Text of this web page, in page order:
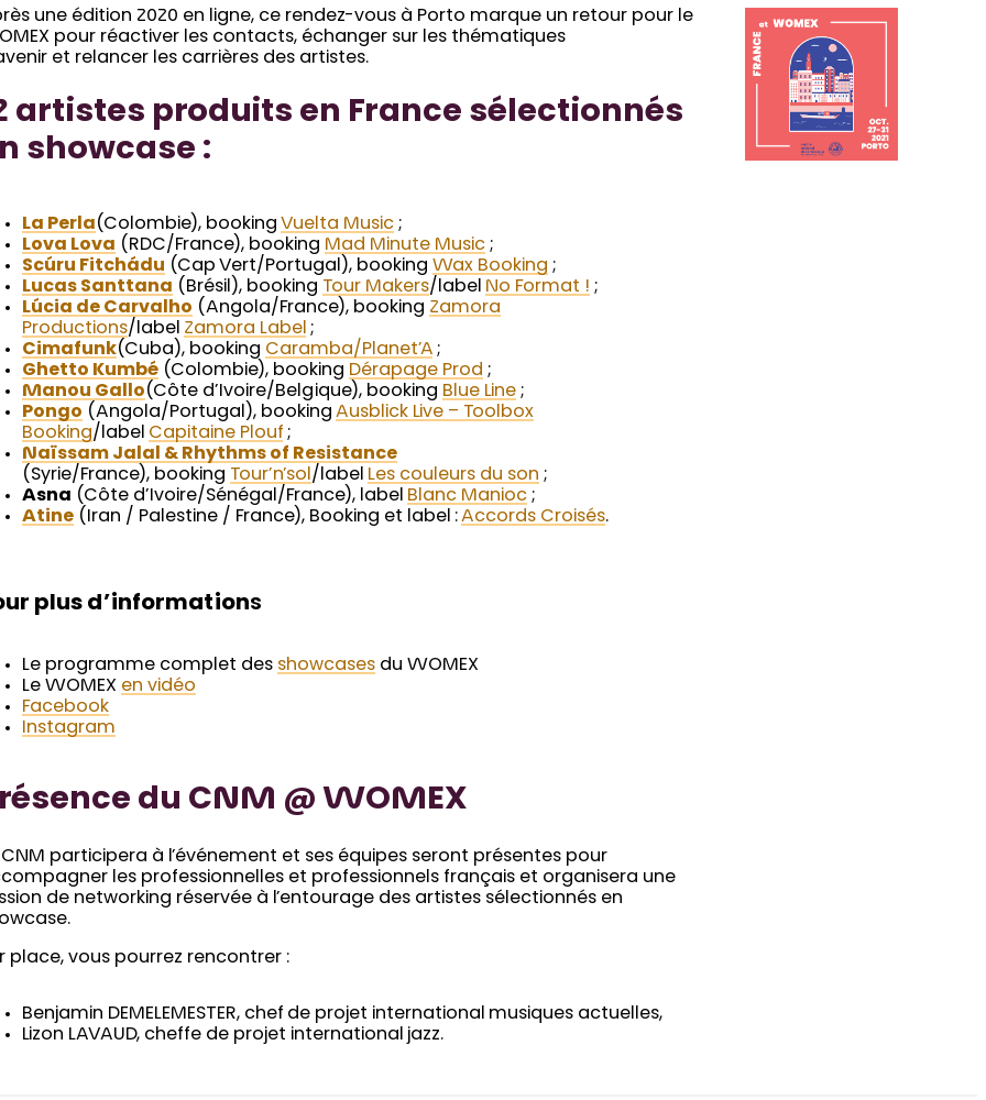
une édition 2020 en ligne, ce rendez-vous à Porto marque un retour pour le
pour réactiver les contacts, échanger sur les thématiques
et relancer les carrières des artistes.
artistes produits en France sélectionnés
showcase :
La Perla(Colombie), booking Vuelta Music ;
Lova Lova (RDC/France), booking Mad Minute Music ;
Scúru Fitchádu (Cap Vert/Portugal), bookingWax Booking ;
Lucas Santtana (Brésil), booking Tour Makers/label No Format ! ;
Lúcia de Carvalho (Angola/France), booking Zamora
Productions/label Zamora Label ;
Cimafunk(Cuba), booking Caramba/Planet’A ;
Ghetto Kumbé (Colombie), booking Dérapage Prod ;
Manou Gallo(Côte d’Ivoire/Belgique), booking Blue Line ;
Pongo (Angola/Portugal), bookingAusblick Live – Toolbox
Booking/label Capitaine Plouf ;
Naïssam Jalal & Rhythms of Resistance
(Syrie/France), booking Tour’n’sol /label Les couleurs du son ;
Asna (Côte d’Ivoire/Sénégal/France), label Blanc Manioc ;
Atine (Iran / Palestine / France), Booking et label :Accords Croisés.
plus d’informations
Le programme complet des showcases du WOMEX
Le WOMEX en vidéo
Facebook
Instagram
du CNM @ WOMEX
CNM participera à l’événement et ses équipes seront présentes pour
les professionnelles et professionnels français et organisera une
de networking réservée à l’entourage des artistes sélectionnés en
place, vous pourrez rencontrer :
Benjamin DEMELEMESTER, chef de projet international musiques actuelles,
Lizon LAVAUD, cheffe de projet international jazz.